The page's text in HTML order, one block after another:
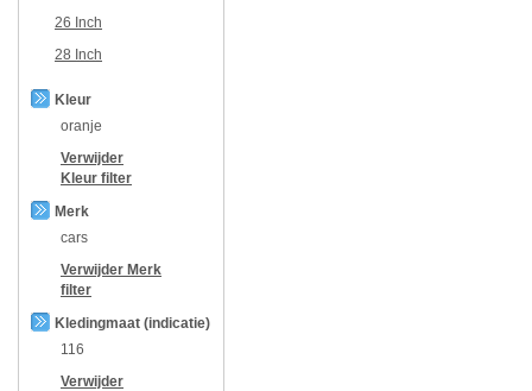
26 Inch
28 Inch
Kleur
oranje
Verwijder
Kleur filter
Merk
cars
Verwijder Merk
filter
Kledingmaat (indicatie)
116
Verwijder